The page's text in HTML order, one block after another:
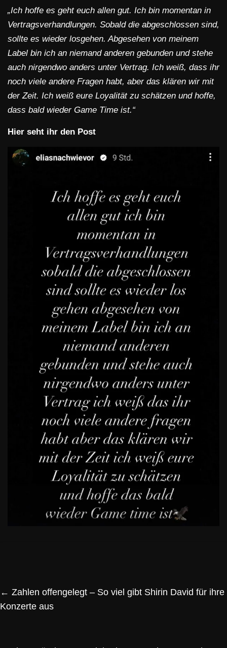
„Ich hoffe es geht euch allen gut. Ich bin momentan in
Vertragsverhandlungen. Sobald die abgeschlossen sind,
sollte es wieder losgehen. Abgesehen von meinem
Label bin ich an niemand anderen gebunden und stehe
auch nirgendwo anders unter Vertrag. Ich weiß, dass ihr
noch viele andere Fragen habt, aber das klären wir mit
der Zeit. Ich weiß eure Loyalität zu schätzen und hoffe,
dass bald wieder Game Time ist.“
Hier seht ihr den Post
← Zahlen offengelegt – So viel gibt Shirin David für ihre
Konzerte aus